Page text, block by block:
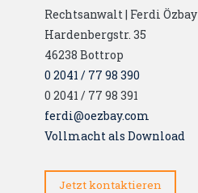
Rechtsanwalt | Ferdi Özbay
Hardenbergstr. 35
46238 Bottrop
0 2041 / 77 98 390
0 2041 / 77 98 391
ferdi@oezbay.com
Vollmacht als Download
Jetzt kontaktieren